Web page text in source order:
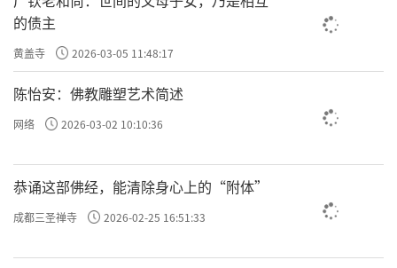
的债主
黄盖寺 2026-03-05 11:48:17
陈怡安：佛教雕塑艺术简述
网络 2026-03-02 10:10:36
恭诵这部佛经，能清除身心上的“附体”
成都三圣禅寺 2026-02-25 16:51:33